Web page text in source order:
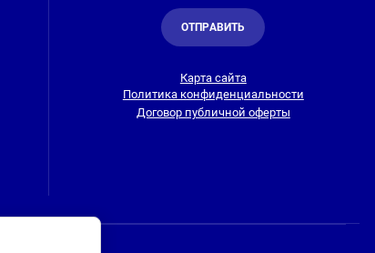
ОТПРАВИТЬ
Карта сайта
Политика конфиденциальности
Договор публичной оферты